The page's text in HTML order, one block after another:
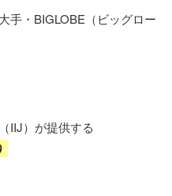
手・BIGLOBE（ビッグロー
IIJ）が提供する